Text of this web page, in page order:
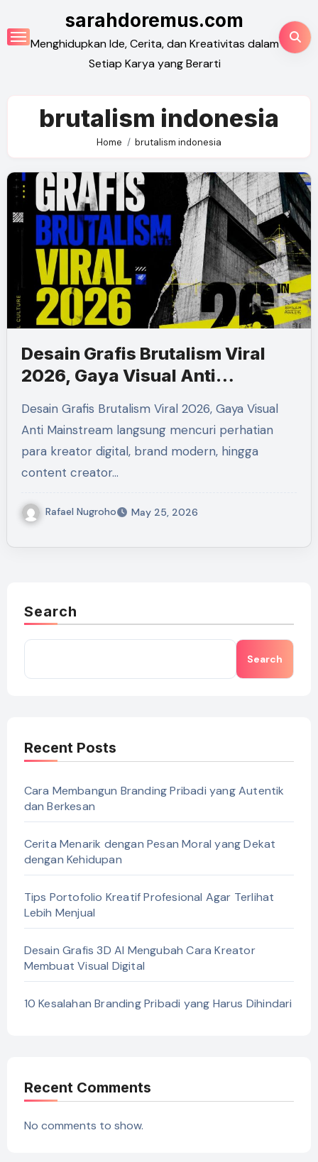
to
content
sarahdoremus.com
Menghidupkan Ide, Cerita, dan Kreativitas dalam
Setiap Karya yang Berarti
brutalism indonesia
Home brutalism indonesia
Desain Grafis Brutalism Viral
2026, Gaya Visual Anti
Desain Grafis Brutalism Viral 2026, Gaya Visual
Anti Mainstream langsung mencuri perhatian
para kreator digital, brand modern, hingga
content creator…
Rafael Nugroho May 25, 2026
Search
Search
Recent Posts
Cara Membangun Branding Pribadi yang Autentik
dan Berkesan
Cerita Menarik dengan Pesan Moral yang Dekat
dengan Kehidupan
Tips Portofolio Kreatif Profesional Agar Terlihat
Lebih Menjual
Desain Grafis 3D AI Mengubah Cara Kreator
Membuat Visual Digital
10 Kesalahan Branding Pribadi yang Harus Dihindari
Recent Comments
No comments to show.